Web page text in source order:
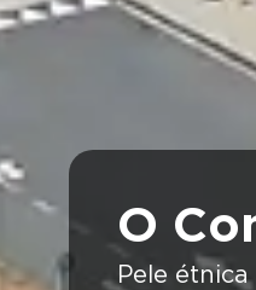
O
Pele